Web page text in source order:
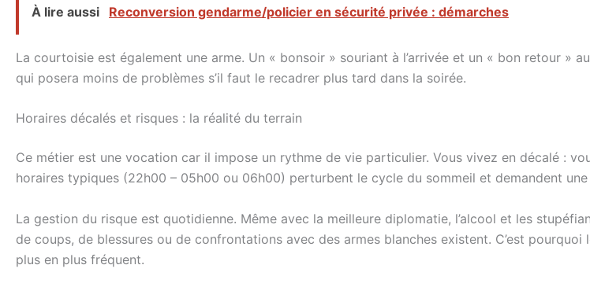
À lire aussi Reconversion gendarme/policier en sécurité privée : démarches
La courtoisie est également une arme. Un « bonsoir » souriant à l’arrivée et un « bon retour
qui posera moins de problèmes s’il faut le recadrer plus tard dans la soirée.
Horaires décalés et risques : la réalité du terrain
Ce métier est une vocation car il impose un rythme de vie particulier. Vous vivez en décalé :
horaires typiques (22h00 – 05h00 ou 06h00) perturbent le cycle du sommeil et demandent
La gestion du risque est quotidienne. Même avec la meilleure diplomatie, l’alcool et les
de coups, de blessures ou de confrontations avec des armes blanches existent. C’est
plus en plus fréquent.